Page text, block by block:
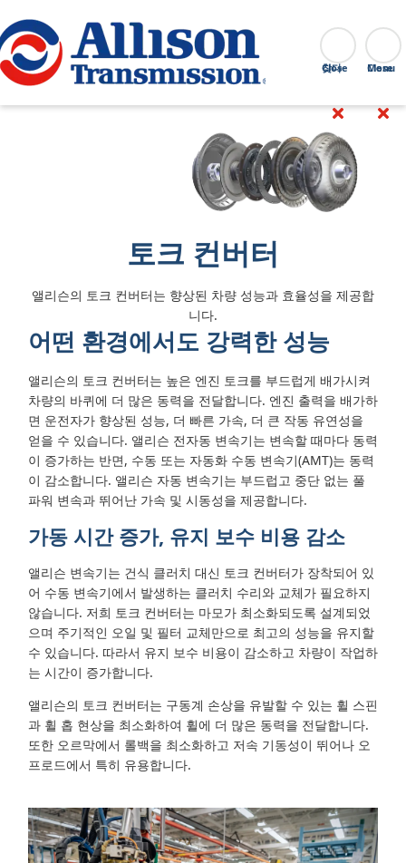
Go Home 찾다
Close
토크 컨버터
앨리슨의 토크 컨버터는 향상된 차량 성능과 효율성을 제공합
니다.
어떤 환경에서도 강력한 성능
앨리슨의 토크 컨버터는 높은 엔진 토크를 부드럽게 배가시켜
차량의 바퀴에 더 많은 동력을 전달합니다. 엔진 출력을 배가하
면 운전자가 향상된 성능, 더 빠른 가속, 더 큰 작동 유연성을
얻을 수 있습니다. 앨리슨 전자동 변속기는 변속할 때마다 동력
이 증가하는 반면, 수동 또는 자동화 수동 변속기(AMT)는 동력
이 감소합니다. 앨리슨 자동 변속기는 부드럽고 중단 없는 풀
파워 변속과 뛰어난 가속 및 시동성을 제공합니다.
가동 시간 증가, 유지 보수 비용 감소
앨리슨 변속기는 건식 클러치 대신 토크 컨버터가 장착되어 있
어 수동 변속기에서 발생하는 클러치 수리와 교체가 필요하지
않습니다. 저희 토크 컨버터는 마모가 최소화되도록 설계되었
으며 주기적인 오일 및 필터 교체만으로 최고의 성능을 유지할
수 있습니다. 따라서 유지 보수 비용이 감소하고 차량이 작업하
는 시간이 증가합니다.
앨리슨의 토크 컨버터는 구동계 손상을 유발할 수 있는 휠 스핀
과 휠 홉 현상을 최소화하여 휠에 더 많은 동력을 전달합니다.
또한 오르막에서 롤백을 최소화하고 저속 기동성이 뛰어나 오
프로드에서 특히 유용합니다.